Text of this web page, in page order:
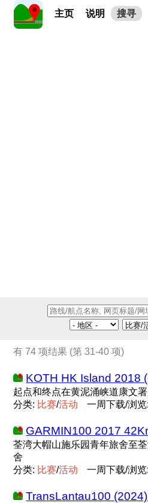
主页 说明 搜寻
有 74 项结果 (第 31-40 项)
KOTH HK Island 2018
起点和终点在黄泥涌峡道康文
分类: 比赛/活动 一周下载/浏
GARMIN100 2017
荃湾大帽山施乐园青年旅舍至
舍
分类: 比赛/活动 一周下载/浏
TransLantau100